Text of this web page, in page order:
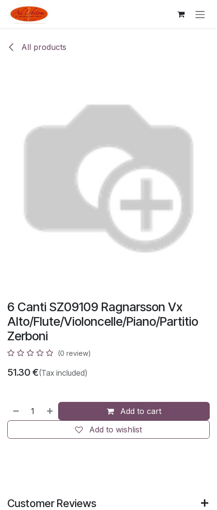
Skip to Content
All products
6 Canti SZ09109 Ragnarsson Vx
Alto/Flute/Violoncelle/Piano/Partitio
Zerboni
(0 review)
51.30 €(Tax included)
Add to cart
Add to wishlist
Customer Reviews